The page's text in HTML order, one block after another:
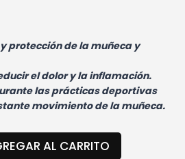
protección de la muñeca y
el dolor y la inflamación.
las prácticas deportivas
movimiento de la muñeca.
AL CARRITO